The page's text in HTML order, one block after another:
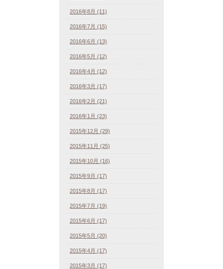
2016年8月 (11)
2016年7月 (15)
2016年6月 (13)
2016年5月 (12)
2016年4月 (12)
2016年3月 (17)
2016年2月 (21)
2016年1月 (23)
2015年12月 (29)
2015年11月 (25)
2015年10月 (16)
2015年9月 (17)
2015年8月 (17)
2015年7月 (19)
2015年6月 (17)
2015年5月 (20)
2015年4月 (17)
2015年3月 (17)